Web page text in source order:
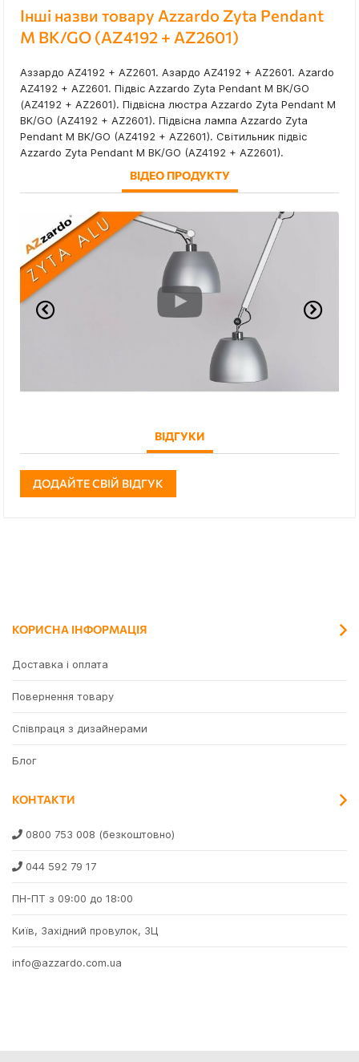
Інші назви товару Azzardo Zyta Pendant
M BK/GO (AZ4192 + AZ2601)
Аззардо AZ4192 + AZ2601. Азардо AZ4192 + AZ2601. Azardo
AZ4192 + AZ2601. Підвіс Azzardo Zyta Pendant M BK/GO
(AZ4192 + AZ2601). Підвісна люстра Azzardo Zyta Pendant M
BK/GO (AZ4192 + AZ2601). Підвісна лампа Azzardo Zyta
Pendant M BK/GO (AZ4192 + AZ2601). Світильник підвіс
Azzardo Zyta Pendant M BK/GO (AZ4192 + AZ2601).
ВІДЕО ПРОДУКТУ
ВІДГУКИ
ДОДАЙТЕ СВІЙ ВІДГУК
КОРИСНА ІНФОРМАЦІЯ
Доставка і оплата
Повернення товару
Співпраця з дизайнерами
Блог
КОНТАКТИ
0800 753 008 (безкоштовно)
044 592 79 17
ПН-ПТ з 09:00 до 18:00
Київ, Західний провулок, 3Ц
info@azzardo.com.ua